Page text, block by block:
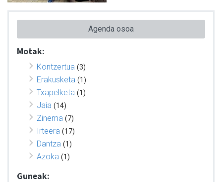
Agenda osoa
Motak:
Kontzertua (3)
Erakusketa (1)
Txapelketa (1)
Jaia (14)
Zinema (7)
Irteera (17)
Dantza (1)
Azoka (1)
Guneak: